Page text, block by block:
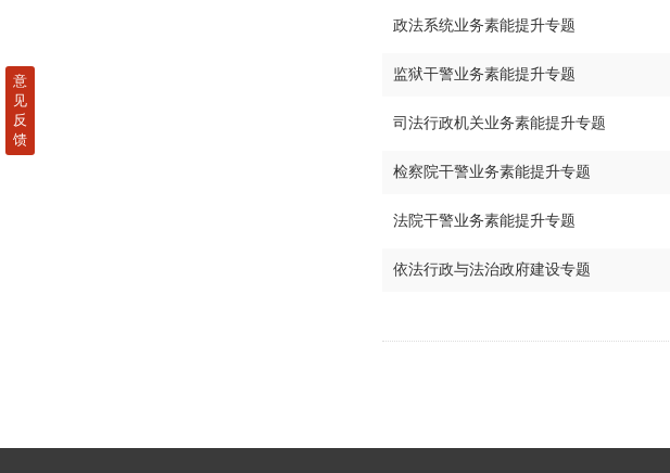
政法系统业务素能提升专题
监狱干警业务素能提升专题
司法行政机关业务素能提升专题
检察院干警业务素能提升专题
法院干警业务素能提升专题
依法行政与法治政府建设专题
意
见
反
馈